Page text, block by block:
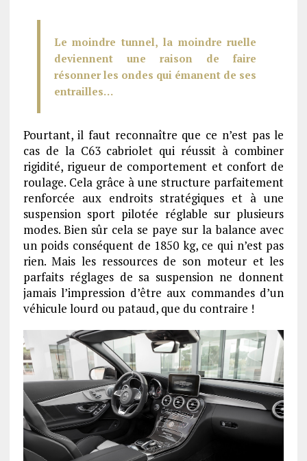
Le moindre tunnel, la moindre ruelle
deviennent une raison de faire
résonner les ondes qui émanent de ses
entrailles…
Pourtant, il faut reconnaître que ce n’est pas le
cas de la C63 cabriolet qui réussit à combiner
rigidité, rigueur de comportement et confort de
roulage. Cela grâce à une structure parfaitement
renforcée aux endroits stratégiques et à une
suspension sport pilotée réglable sur plusieurs
modes. Bien sûr cela se paye sur la balance avec
un poids conséquent de 1850 kg, ce qui n’est pas
rien. Mais les ressources de son moteur et les
parfaits réglages de sa suspension ne donnent
jamais l’impression d’être aux commandes d’un
véhicule lourd ou pataud, que du contraire !